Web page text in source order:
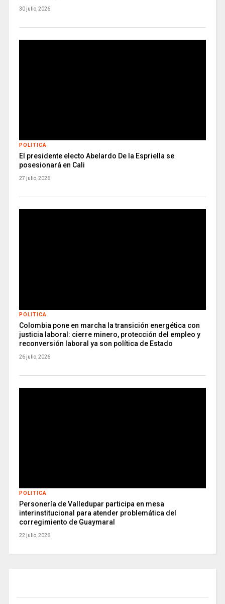
30 julio, 2026
POLITICA
El presidente electo Abelardo De la Espriella se
posesionará en Cali
27 julio, 2026
POLITICA
Colombia pone en marcha la transición energética con
justicia laboral: cierre minero, protección del empleo y
reconversión laboral ya son política de Estado
26 julio, 2026
POLITICA
Personería de Valledupar participa en mesa
interinstitucional para atender problemática del
corregimiento de Guaymaral
22 julio, 2026